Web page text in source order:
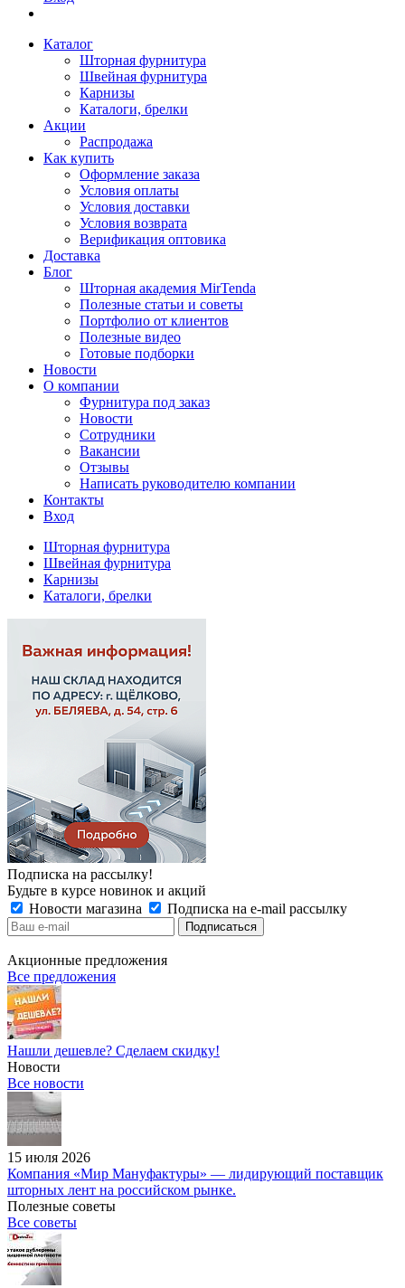
Каталог
Шторная фурнитура
Швейная фурнитура
Карнизы
Каталоги, брелки
Акции
Распродажа
Как купить
Оформление заказа
Условия оплаты
Условия доставки
Условия возврата
Верификация оптовика
Доставка
Блог
Шторная академия MirTenda
Полезные статьи и советы
Портфолио от клиентов
Полезные видео
Готовые подборки
Новости
О компании
Фурнитура под заказ
Новости
Сотрудники
Вакансии
Отзывы
Написать руководителю компании
Контакты
Вход
Шторная фурнитура
Швейная фурнитура
Карнизы
Каталоги, брелки
Подписка на рассылку!
Будьте в курсе новинок и акций
Новости магазина
Подписка на e-mail рассылку
Акционные предложения
Все предложения
Нашли дешевле? Сделаем скидку!
Новости
Все новости
15 июля 2026
Компания «Мир Мануфактуры» — лидирующий поставщик
шторных лент на российском рынке.
Полезные советы
Все советы